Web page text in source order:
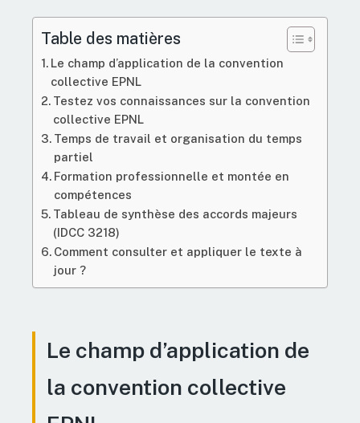
Table des matières
Le champ d’application de la convention
collective EPNL
Testez vos connaissances sur la convention
collective EPNL
Temps de travail et organisation du temps
partiel
Formation professionnelle et montée en
compétences
Tableau de synthèse des accords majeurs
(IDCC 3218)
Comment consulter et appliquer le texte à
jour ?
Le champ d’application de
la convention collective